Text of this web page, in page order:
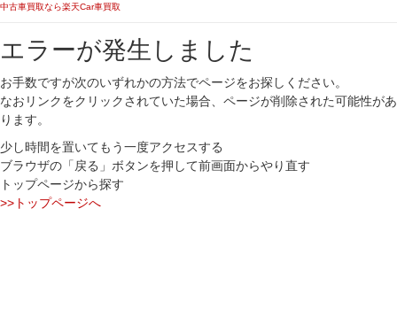
中古車買取なら楽天Car車買取
エラーが発生しました
お手数ですが次のいずれかの方法でページをお探しください。
なおリンクをクリックされていた場合、ページが削除された可能性があ
ります。
少し時間を置いてもう一度アクセスする
ブラウザの「戻る」ボタンを押して前画面からやり直す
トップページから探す
>>トップページへ